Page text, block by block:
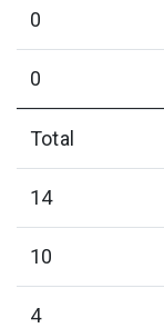
0
0
Total
14
10
4